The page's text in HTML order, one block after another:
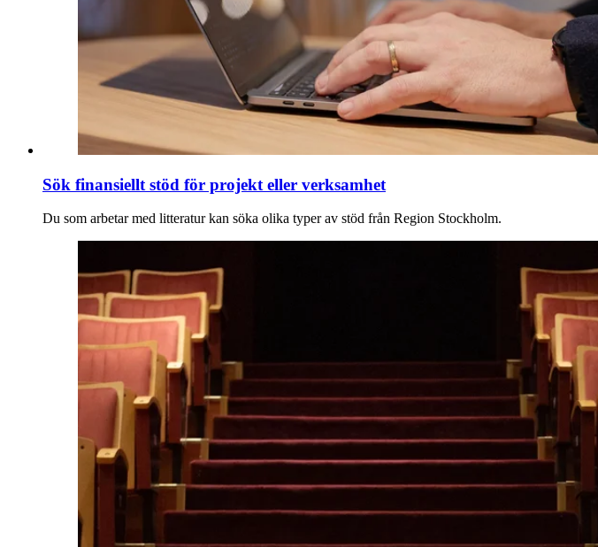
Sök finansiellt stöd för projekt eller verksamhet
Du som arbetar med litteratur kan söka olika typer av stöd från Region Stockholm.